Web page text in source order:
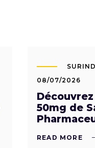
08/07/2026
50mg de
READ MORE